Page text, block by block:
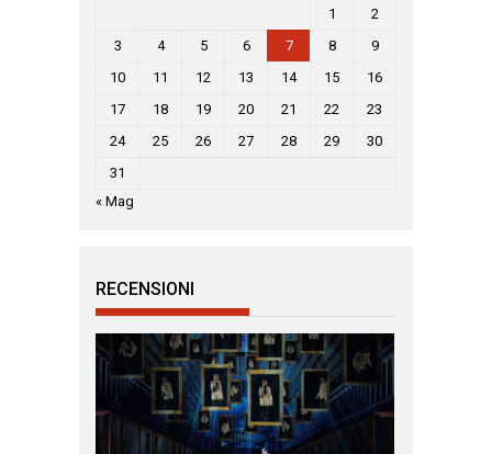
1
2
3
4 5 6 7 8
9
10
11 12 13 14 15
16
17
18 19 20 21 22
23
24
25 26 27 28 29
30
31
« Mag
RECENSIONI